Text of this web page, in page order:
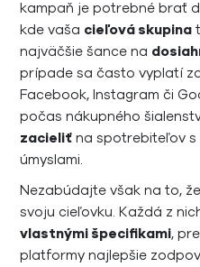
kampaň je potrebné brať
kde vaša cieľová skupina
najväčšie šance na
prípade sa často vyplatí
Facebook, Instagram či
počas nákupného
zacieliť na spotrebiteľov s
úmyslami.
Nezabúdajte však na to,
svoju cieľovku. Každá z
vlastnými špecifikami,
platformy najlepšie